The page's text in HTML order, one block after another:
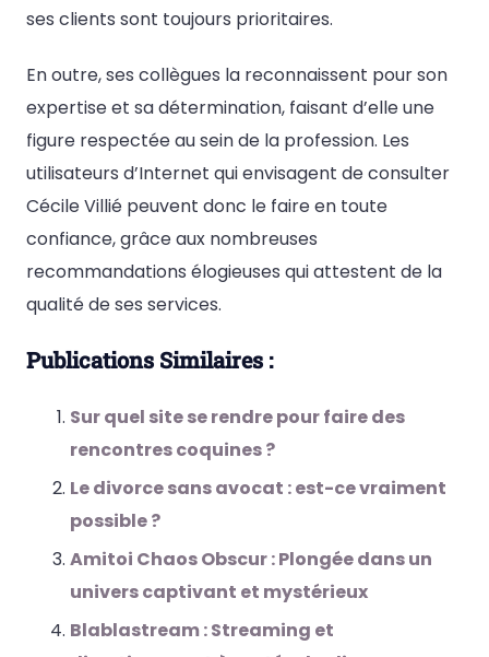
ses clients sont toujours prioritaires.
En outre, ses collègues la reconnaissent pour son
expertise et sa détermination, faisant d’elle une
figure respectée au sein de la profession. Les
utilisateurs d’Internet qui envisagent de consulter
Cécile Villié peuvent donc le faire en toute
confiance, grâce aux nombreuses
recommandations élogieuses qui attestent de la
qualité de ses services.
Publications Similaires :
Sur quel site se rendre pour faire des
rencontres coquines ?
Le divorce sans avocat : est-ce vraiment
possible ?
Amitoi Chaos Obscur : Plongée dans un
univers captivant et mystérieux
Blablastream : Streaming et